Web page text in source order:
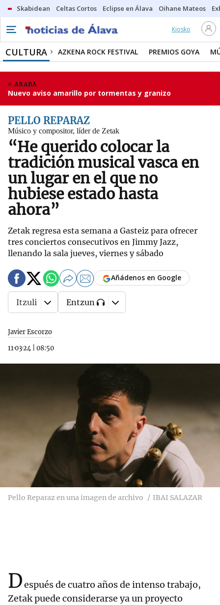
Skabidean Celtas Cortos Eclipse en Álava Oihane Mateos
Kiosko
CULTURA AZKENA ROCK FESTIVAL PREMIOS GOYA
ARABA
Nuevo aviso amarillo por tormentas y granizo
PELLO REPARAZ
Músico y compositor, líder de Zetak
“He querido colocar la
tradición musical vasca en
un lugar en el que no
hubiese estado hasta
ahora”
Zetak regresa esta semana a Gasteiz para ofrecer
tres conciertos consecutivos en Jimmy Jazz,
llenando la sala jueves, viernes y sábado
Javier Escorzo
11·03·24
08:50
Añádenos en Google
Itzuli Entzun
Pello Reparaz en una imagen de archivo IBAI SALAZAR
Después de cuatro años de intenso trabajo,
Zetak puede considerarse ya un proyecto